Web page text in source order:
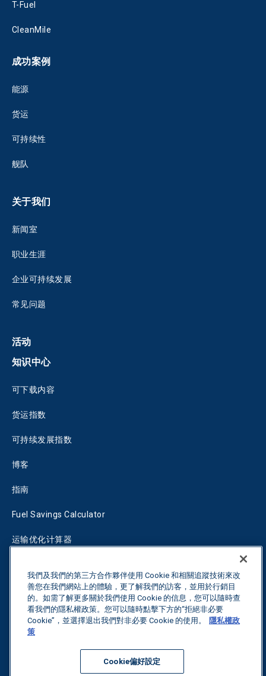
T-Fuel
CleanMile
成功案例
能源
货运
可持续性
舰队
关于我们
新闻室
职业生涯
企业可持续发展
常见问题
活动
知识中心
可下载内容
货运指数
可持续发展指数
博客
指南
Fuel Savings Calculator
运输优化计算器
联系我们
我們及我們的第三方合作夥伴使用 Cookie 和相關追蹤技術來改
善您在我們網站上的體驗，更了解我們的訪客，並用於行銷目
的。如需了解更多關於我們使用 Cookie 的信息，您可以隨時查
看我們的隱私權政策。您可以隨時點擊下方的“拒絕非必要
Cookie”，並選擇退出我們對非必要 Cookie 的使用。
隱私權政
策
Cookie偏好設定